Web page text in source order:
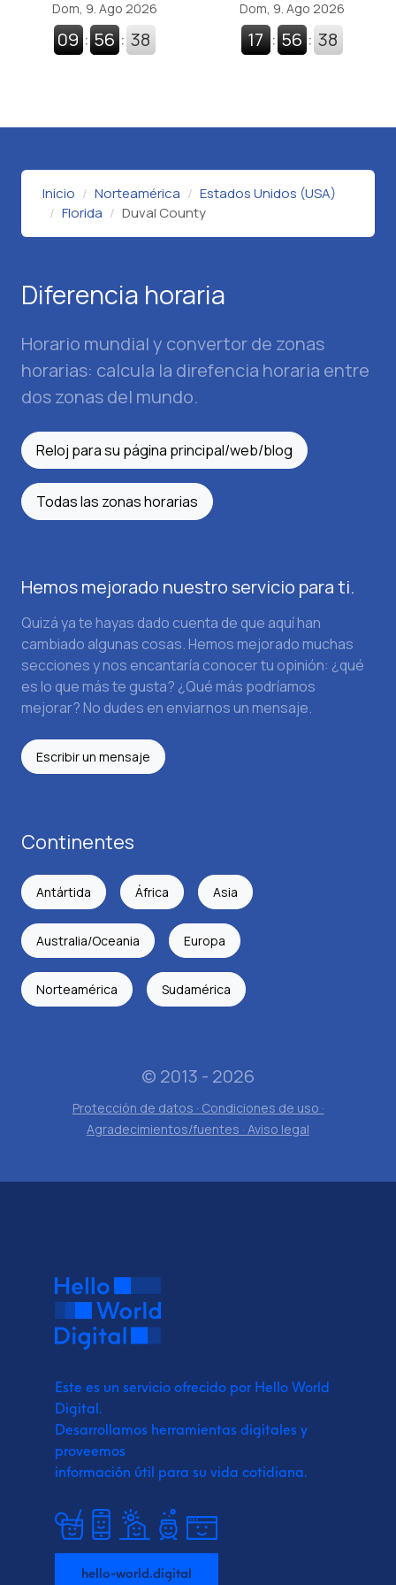
Dom, 9. Ago 2026
09 : 56 : 38
Dom, 9. Ago 2026
17 : 56 : 38
Inicio Norteamérica
Estados Unidos (USA)
Florida
Duval County
Diferencia horaria
Horario mundial y convertor de zonas
horarias: calcula la direfencia horaria entre
dos zonas del mundo.
Reloj para su página principal/web/blog
Todas las zonas horarias
Hemos mejorado nuestro servicio para ti.
Quizá ya te hayas dado cuenta de que aquí han
cambiado algunas cosas. Hemos mejorado muchas
secciones y nos encantaría conocer tu opinión: ¿qué
es lo que más te gusta? ¿Qué más podríamos
mejorar? No dudes en enviarnos un mensaje.
Escribir un mensaje
Continentes
Antártida África Asia
Australia/Oceania Europa
Norteamérica Sudamérica
© 2013 - 2026
Protección de datos · Condiciones de uso ·
Agradecimientos/fuentes · Aviso legal
Este es un servicio ofrecido por Hello World
Digital.
Desarrollamos herramientas digitales y
proveemos
información útil para su vida cotidiana.
hello-world.digital